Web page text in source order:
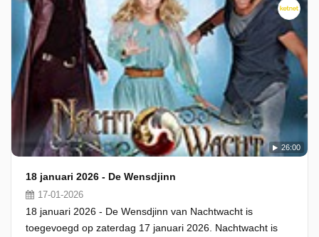
26:00
18 januari 2026 - De Wensdjinn
17-01-2026
18 januari 2026 - De Wensdjinn van Nachtwacht is
toegevoegd op zaterdag 17 januari 2026. Nachtwacht is